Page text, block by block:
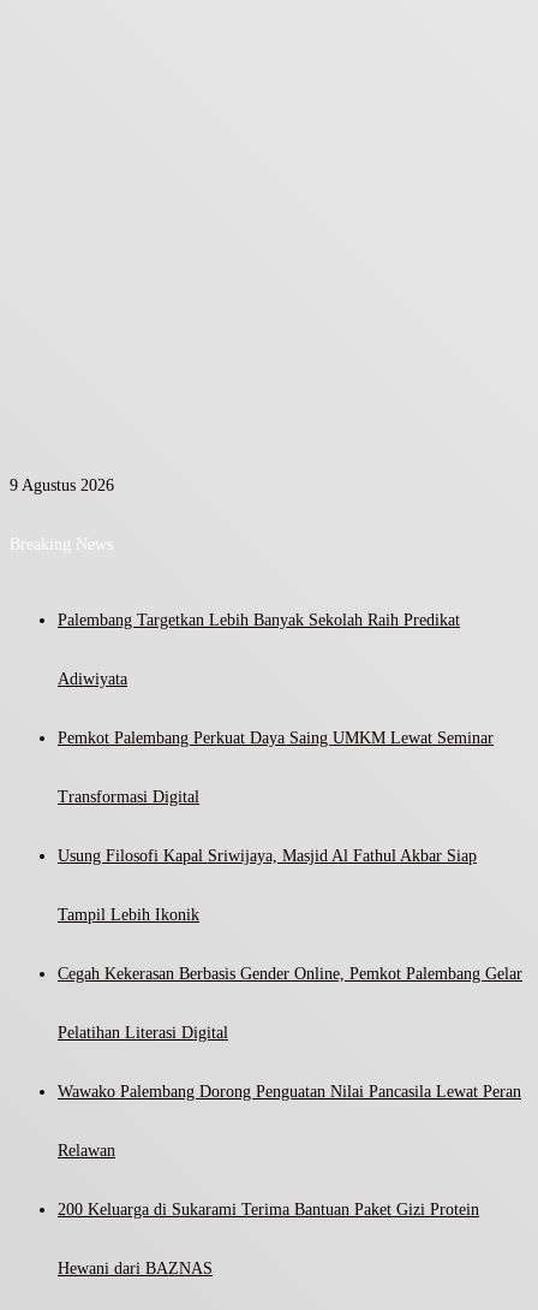
9 Agustus 2026
Breaking News
Palembang Targetkan Lebih Banyak Sekolah Raih Predikat
Adiwiyata
Pemkot Palembang Perkuat Daya Saing UMKM Lewat Seminar
Transformasi Digital
Usung Filosofi Kapal Sriwijaya, Masjid Al Fathul Akbar Siap
Tampil Lebih Ikonik
Cegah Kekerasan Berbasis Gender Online, Pemkot Palembang Gelar
Pelatihan Literasi Digital
Wawako Palembang Dorong Penguatan Nilai Pancasila Lewat Peran
Relawan
200 Keluarga di Sukarami Terima Bantuan Paket Gizi Protein
Hewani dari BAZNAS